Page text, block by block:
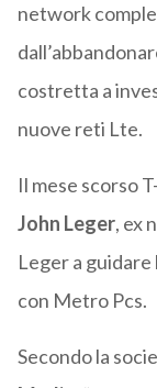
network
costretta a
nuove reti Lte.
Il mese scorso
John Leger, ex
Leger a
con Metro Pcs.
Secondo la